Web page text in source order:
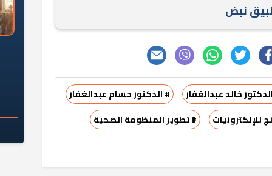
نبض
خالد عبدالغفار
# الدكتور حسام عبدالغفار
# تطوير المنظومة الصحية
السؤال الصعب: هل
معهد العاشر من
قرارًا صائبًا؟
لماذا تخالف الشركات العقارية
تعليمات الرئيس السيسي؟